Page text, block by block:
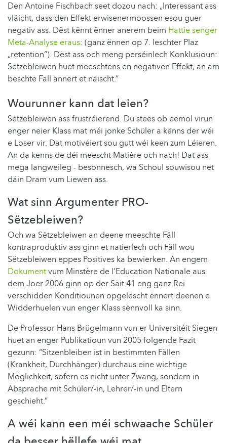
Den Antoine Fischbach seet dozou nach: „Interessant ass
vläicht, dass den Effekt erwisenermoossen esou guer
negativ ass. Dëst kënnt ënner anerem beim Hattie senger
Meta-Analyse eraus: (ganz ënnen op 7. leschter Plaz
„retention“). Dëst ass och meng perséinlech Konklusioun:
Sëtzebleiwen huet meeschtens en negativen Effekt, an am
beschte Fall ännert et näischt.“
Wourunner kann dat leien?
Sëtzebleiwen ass frustréierend. Du stees ob eemol virun
enger neier Klass mat méi jonke Schüler a kënns der wéi
e Loser vir. Dat motivéiert sou gutt wéi keen zum Léieren.
An da kenns de déi meescht Matière och nach! Dat ass
mega langweileg - besonnesch, wa Schoul souwisou net
däin Dram vum Liewen ass.
Wat sinn Argumenter PRO-
Sëtzebleiwen?
Och wa Sëtzebleiwen an deene meeschte Fäll
kontraproduktiv ass ginn et natierlech och Fäll wou
Sëtzebleiwen eppes Positives ka bewierken. An engem
Dokumentvum Minstère de l’Education Nationale aus
dem Joer 2006 ginn op der Säit 41 eng ganz Rei
verschidden Konditiounen opgelëscht ënnert deenen e
Widderhuelen vun enger Klass sënnvoll ka sinn.
De Professor Hans Brügelmann vun er Universitéit Siegen
huet an enger Publikatioun vun 2005 folgende Fazit
gezunn: “Sitzenbleiben ist in bestimmten Fällen
(Krankheit, Durchhänger) durchaus eine wichtige
Möglichkeit, sofern es nicht unter Zwang, sondern in
Absprache mit Schüler/-in, Lehrer/-in und Eltern
geschieht.”
A wéi kann een méi schwaache Schüler